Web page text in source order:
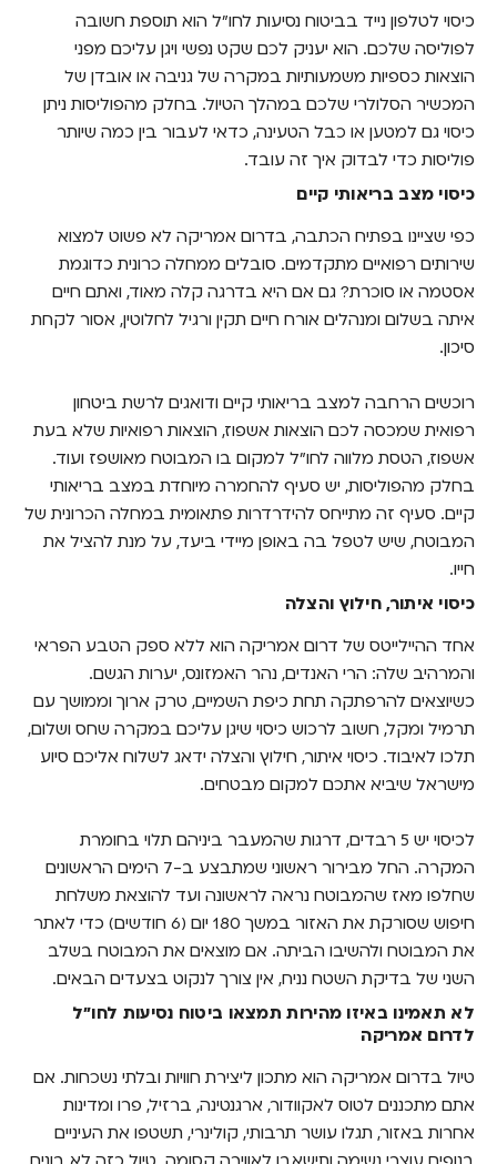
כיסוי לטלפון נייד בביטוח נסיעות לחו"ל הוא תוספת חשובה
לפוליסה שלכם. הוא יעניק לכם שקט נפשי ויגן עליכם מפני
הוצאות כספיות משמעותיות במקרה של גניבה או אובדן של
המכשיר הסלולרי שלכם במהלך הטיול. בחלק מהפוליסות ניתן
כיסוי גם למטען או כבל הטעינה, כדאי לעבור בין כמה שיותר
פוליסות כדי לבדוק איך זה עובד.
כיסוי מצב בריאותי קיים
כפי שציינו בפתיח הכתבה, בדרום אמריקה לא פשוט למצוא
שירותים רפואיים מתקדמים. סובלים ממחלה כרונית כדוגמת
אסטמה או סוכרת? גם אם היא בדרגה קלה מאוד, ואתם חיים
איתה בשלום ומנהלים אורח חיים תקין ורגיל לחלוטין, אסור לקחת
סיכון.
רוכשים הרחבה למצב בריאותי קיים ודואגים לרשת ביטחון
רפואית שמכסה לכם הוצאות אשפוז, הוצאות רפואיות שלא בעת
אשפוז, הטסת מלווה לחו"ל למקום בו המבוטח מאושפז ועוד.
בחלק מהפוליסות, יש סעיף להחמרה מיוחדת במצב בריאותי
קיים. סעיף זה מתייחס להידרדרות פתאומית במחלה הכרונית של
המבוטח, שיש לטפל בה באופן מיידי ביעד, על מנת להציל את
חייו.
כיסוי איתור, חילוץ והצלה
אחד ההיילייטס של דרום אמריקה הוא ללא ספק הטבע הפראי
והמרהיב שלה: הרי האנדים, נהר האמזונס, יערות הגשם.
כשיוצאים להרפתקה תחת כיפת השמיים, טרק ארוך וממושך עם
תרמיל ומקל, חשוב לרכוש כיסוי שיגן עליכם במקרה שחס ושלום,
תלכו לאיבוד. כיסוי איתור, חילוץ והצלה ידאג לשלוח אליכם סיוע
מישראל שיביא אתכם למקום מבטחים.
לכיסוי יש 5 רבדים, דרגות שהמעבר ביניהם תלוי בחומרת
המקרה. החל מבירור ראשוני שמתבצע ב-7 הימים הראשונים
שחלפו מאז שהמבוטח נראה לראשונה ועד להוצאת משלחת
חיפוש שסורקת את האזור במשך 180 יום (6 חודשים) כדי לאתר
את המבוטח ולהשיבו הביתה. אם מוצאים את המבוטח בשלב
השני של בדיקת השטח נניח, אין צורך לנקוט בצעדים הבאים.
לא תאמינו באיזו מהירות תמצאו ביטוח נסיעות לחו"ל
לדרום אמריקה
טיול בדרום אמריקה הוא מתכון ליצירת חוויות ובלתי נשכחות. אם
אתם מתכננים לטוס לאקוודור, ארגנטינה, ברזיל, פרו ומדינות
אחרות באזור, תגלו עושר תרבותי, קולינרי, תשטפו את העיניים